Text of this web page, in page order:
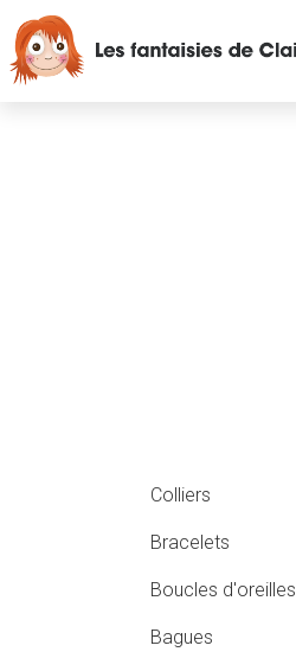
Colliers
Bracelets
Boucles d'oreilles
Bagues